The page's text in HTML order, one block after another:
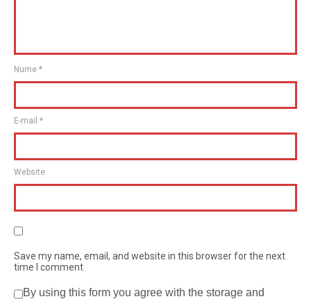
Nume *
E-mail *
Website
Save my name, email, and website in this browser for the next
time I comment
By using this form you agree with the storage and